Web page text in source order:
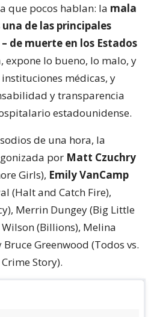
que pocos hablan: la mala
de las principales
de muerte en los Estados
expone lo bueno, lo malo, y
médicas, y
y transparencia
estadounidense.
de una hora, la
por Matt Czuchry
Girls), Emily VanCamp
(Halt and Catch Fire),
Merrin Dungey (Big Little
Wilson (Billions), Melina
Bruce Greenwood (Todos vs.
Story).